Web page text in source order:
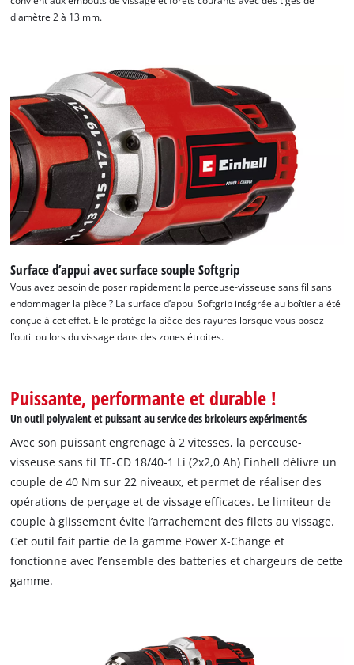
This content is not permitted to load due
to trackers that are not disclosed to the
visitor. The website owner needs to setup
the site with their CMP to add this content
to the list of technologies used.
Powered byUsercentrics Consent
Management Platform
diamètre 2 à 13 mm.
Surface d’appui avec surface souple Softgrip
Vous avez besoin de poser rapidement la perceuse-visseuse sans fil sans
endommager la pièce ? La surface d’appui Softgrip intégrée au boîtier a été
conçue à cet effet. Elle protège la pièce des rayures lorsque vous posez
l’outil ou lors du vissage dans des zones étroites.
Puissante, performante et durable !
Un outil polyvalent et puissant au service des bricoleurs expérimentés
Avec son puissant engrenage à 2 vitesses, la perceuse-
visseuse sans fil TE-CD 18/40-1 Li (2x2,0 Ah) Einhell délivre un
couple de 40 Nm sur 22 niveaux, et permet de réaliser des
opérations de perçage et de vissage efficaces. Le limiteur de
couple à glissement évite l’arrachement des filets au vissage.
Cet outil fait partie de la gamme Power X-Change et
fonctionne avec l’ensemble des batteries et chargeurs de cette
gamme.